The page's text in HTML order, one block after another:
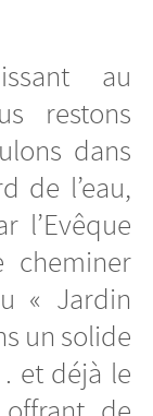
au
restons
dans
de l’eau,
l’Evêque
cheminer
« Jardin
un solide
et déjà le